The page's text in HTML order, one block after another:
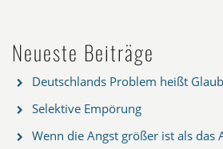
Neueste Beiträge
Deutschlands Problem heißt
Selektive Empörung
Wenn die Angst größer ist als das